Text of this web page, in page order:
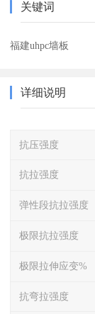
关键词
福建uhpc墙板
详细说明
抗压强度
抗拉强度
弹性段抗拉强度
极限抗拉强度
极限拉伸应变%
抗弯拉强度